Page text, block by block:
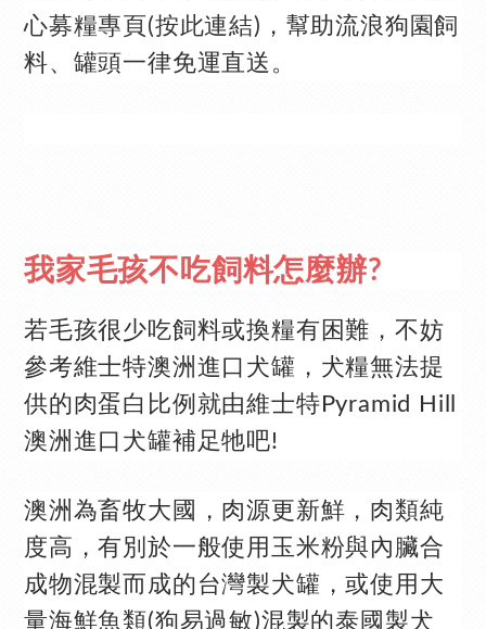
心募糧專頁(按此連結) ，幫助流浪狗園飼
料、罐頭一律免運直送。
我家毛孩不吃飼料怎麼辦?
若毛孩很少吃飼料或換糧有困難，不妨
參考維士特澳洲進口犬罐，犬糧無法提
供的肉蛋白比例就由維士特Pyramid Hill
澳洲進口犬罐補足牠吧!
澳洲為畜牧大國，肉源更新鮮，肉類純
度高，有別於一般使用玉米粉與內臟合
成物混製而成的台灣製犬罐，或使用大
量海鮮魚類(狗易過敏)混製的泰國製犬